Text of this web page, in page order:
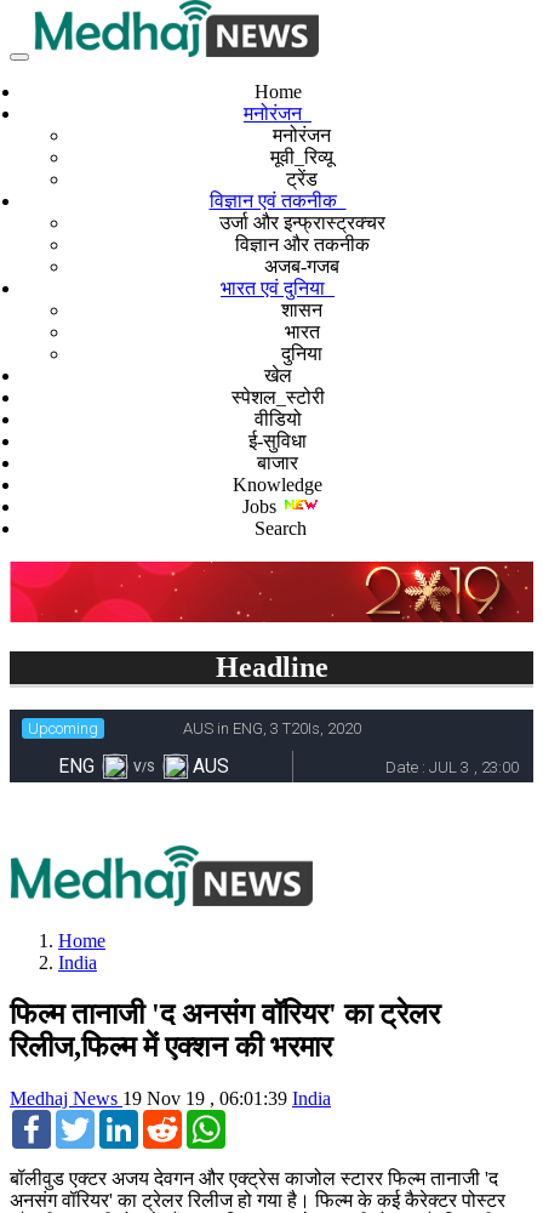
Home
मनोरंजन
मनोरंजन
मूवी_रिव्यू
ट्रेंड
विज्ञान एवं तकनीक
उर्जा और इन्फ्रास्ट्रक्चर
विज्ञान और तकनीक
अजब-गजब
भारत एवं दुनिया
शासन
भारत
दुनिया
खेल
स्पेशल_स्टोरी
वीडियो
ई-सुविधा
बाजार
Knowledge
Jobs
Search
Headline
Home
India
फिल्म तानाजी 'द अनसंग वॉरियर' का ट्रेलर
रिलीज,फिल्म में एक्शन की भरमार
Medhaj News 19 Nov 19 , 06:01:39 India
FacebookTwitterLinkedInReddit
बॉलीवुड एक्टर अजय देवगन और एक्ट्रेस काजोल स्टारर फिल्म तानाजी 'द
अनसंग वॉरियर' का ट्रेलर रिलीज हो गया है। फिल्म के कई कैरेक्टर पोस्टर